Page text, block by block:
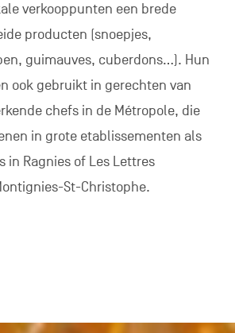
verkooppunten een brede
producten (snoepjes,
guimauves, cuberdons…). Hun
ook gebruikt in gerechten van
chefs in de Métropole, die
in grote etablissementen als
in Ragnies of Les Lettres
St-Christophe.